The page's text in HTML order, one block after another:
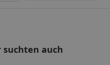
suchten auch